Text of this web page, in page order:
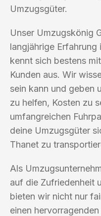
Umzugsgüter.
Unser Umzugskönig
langjährige Erfahrung
kennt sich bestens
Kunden aus. Wir
sein kann und geben
zu helfen, Kosten zu
umfangreichen
deine Umzugsgüter
Thanet zu
Als
auf die Zufriedenheit
bieten wir nicht nur
einen